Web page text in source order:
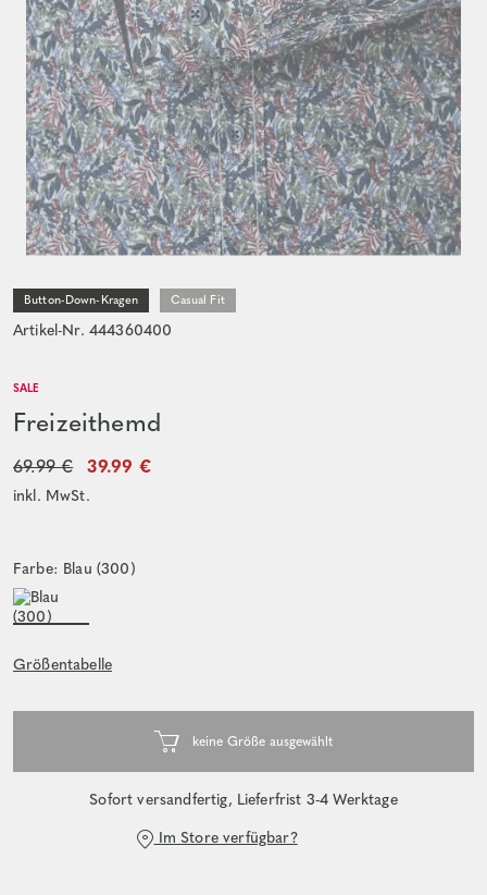
Button-Down-Kragen Casual Fit
Artikel-Nr. 444360400
SALE
Freizeithemd
69.99 € 39.99 €
inkl. MwSt.
Farbe: Blau (300)
Größentabelle
Sofort versandfertig, Lieferfrist 3-4 Werktage
Im Store verfügbar?